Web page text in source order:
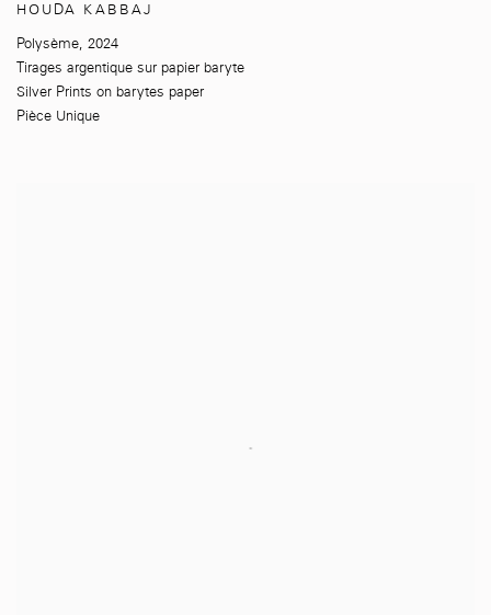
HOUDA KABBAJ
Polysème, 2024
Tirages argentique sur papier baryte
Silver Prints on barytes paper
Pièce Unique